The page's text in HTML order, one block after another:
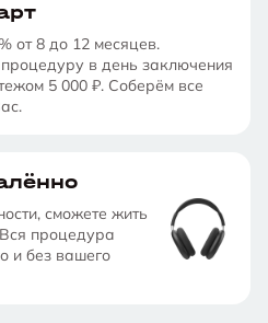
от 8 до 12 месяцев.
в день заключения
5 000 ₽. Соберём все
сможете жить
процедура
и без вашего